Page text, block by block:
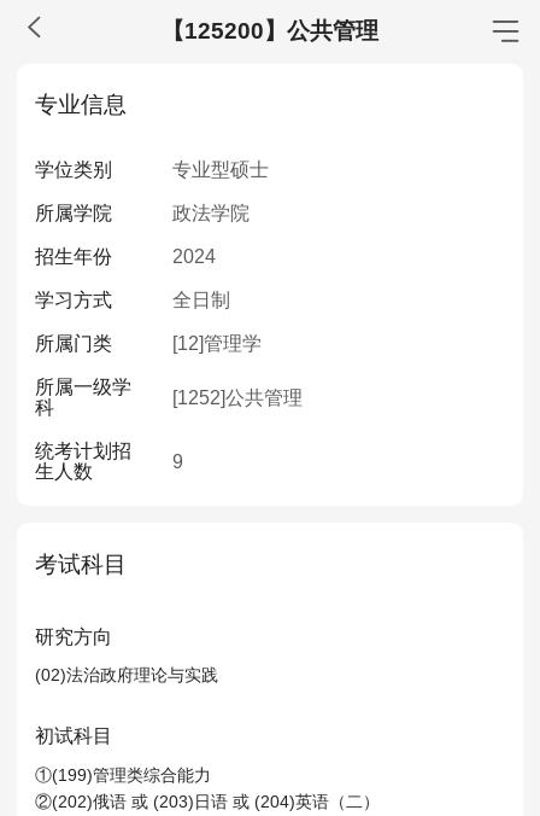
【125200】公共管理
MBA工商管理
考试真题
报考经验 招生简章
MEM工程管理
院校库 考试报名 招生政策
考试真题
报考经验 招生简章
MPA公共管理
院校库 考试报名
考试真题
考试真题
院校库 考试报名
考试真题
报考经验
专业信息
学位类别 专业型硕士
所属学院 政法学院
招生年份 2024
学习方式 全日制
所属门类 [12]管理学
所属一级学
科
[1252]公共管理
统考计划招
生人数
9
考试科目
研究方向
(02)法治政府理论与实践
初试科目
①(199)管理类综合能力
②(202)俄语 或 (203)日语 或 (204)英语（二）